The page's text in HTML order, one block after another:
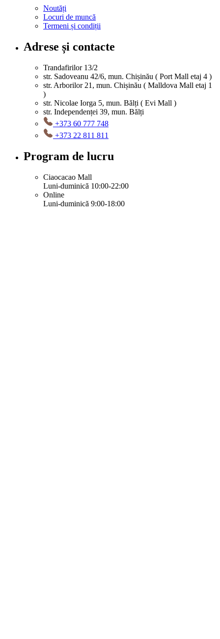
Noutăți
Locuri de muncă
Termeni și condiții
Adrese și contacte
Trandafirilor 13/2
str. Sadoveanu 42/6, mun. Chișinău ( Port Mall etaj 4 )
str. Arborilor 21, mun. Chișinău ( Malldova Mall etaj 1
)
str. Nicolae Iorga 5, mun. Bălți ( Evi Mall )
str. Independenței 39, mun. Bălți
+373 60 777 748
+373 22 811 811
Program de lucru
Ciaocacao Mall
Luni-duminică 10:00-22:00
Online
Luni-duminică 9:00-18:00